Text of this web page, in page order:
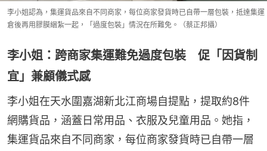
李小姐認為，集運貨品來自不同商家，每位商家發貨時已自帶一層包裝，抵達集運
倉後再用膠膜綑紮一起，「過度包裝」情況在所難免。（蔡正邦攝）
李小姐：跨商家集運難免過度包裝 促「因貨制
宜」兼顧儀式感
李小姐在天水圍嘉湖新北江商場自提點，提取約8件
網購貨品，涵蓋日常用品、衣服及兒童用品。她指，
集運貨品來自不同商家，每位商家發貨時已自帶一層